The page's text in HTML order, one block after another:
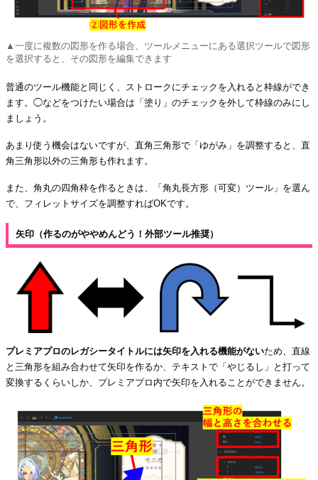
▲一度に複数の図形を作る場合、ツールメニューにある選択ツールで図形
を選択すると、その図形を編集できます
普通のツール機能と同じく、ストロークにチェックを入れると枠線ができ
ます。◯などをつけたい場合は「塗り」のチェックを外して枠線のみにし
ましょう。
あまり使う機会はないですが、直角三角形で「ゆがみ」を調整すると、直
角三角形以外の三角形も作れます。
また、角丸の四角枠を作るときは、「角丸長方形（可変）ツール」を選ん
で、フィレットサイズを調整すればOKです。
矢印（作るのがややめんどう！外部ツール推奨）
プレミアプロのレガシータイトルには矢印を入れる機能がないため、直線
と三角形を組み合わせて矢印を作るか、テキストで「やじるし」と打って
変換するくらいしか、プレミアプロ内で矢印を入れることができません。